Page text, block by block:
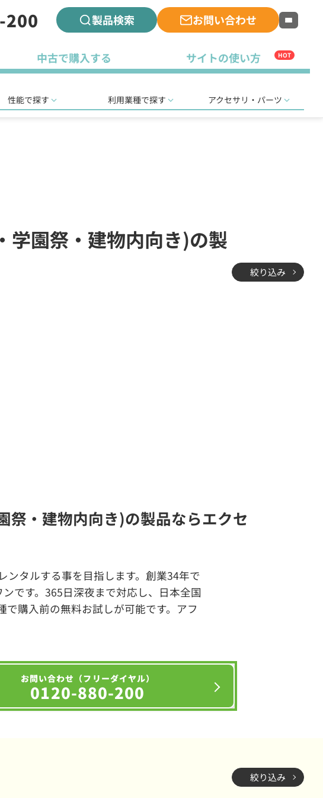
200 製品検索 お問い合わせ
中古で購入する サイトの使い方 HOT
性能で探す 利用業種で探す アクセサリ・パーツ
学園祭・建物内向き)の製
絞り込み
祭・建物内向き)の製品ならエクセ
ンタルする事を目指します。創業34年で
です。365日深夜まで対応し、日本全国
購入前の無料お試しが可能です。アフ
お問い合わせ（フリーダイヤル）
0120-880-200
絞り込み